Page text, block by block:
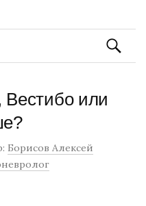
Найти:
Вестибо или
Борисов Алексей